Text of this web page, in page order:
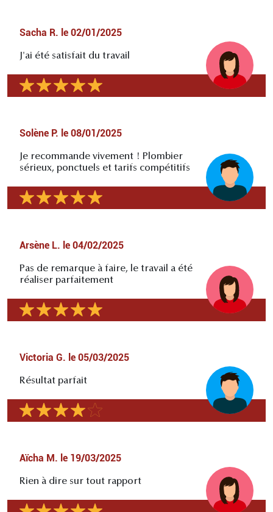
Sacha R. le 02/01/2025
J'ai été satisfait du travail
Solène P. le 08/01/2025
Je recommande vivement ! Plombier
sérieux, ponctuels et tarifs compétitifs
Arsène L. le 04/02/2025
Pas de remarque à faire, le travail a été
réaliser parfaitement
Victoria G. le 05/03/2025
Résultat parfait
Aïcha M. le 19/03/2025
Rien à dire sur tout rapport